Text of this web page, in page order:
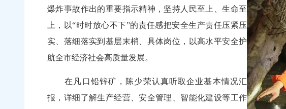
爆炸事故作出的重要指示精神，坚持人民至上、生命至
上，以“时时放心不下”的责任感把安全生产责任压紧压
实、落细落实到基层末梢、具体岗位，以高水平安全护
航全市经济社会高质量发展。
在凡口铅锌矿，陈少荣认真听取企业基本情况汇
报，详细了解生产经营、安全管理、智能化建设等工作